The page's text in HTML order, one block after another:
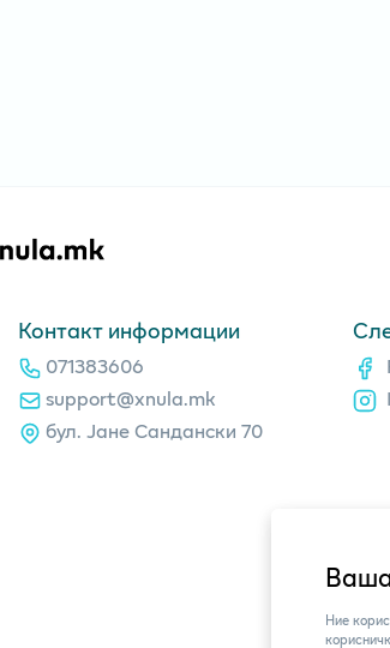
Ние
Контакт информации
071383606
support@xnula.mk
бул. Јане Сандански 70